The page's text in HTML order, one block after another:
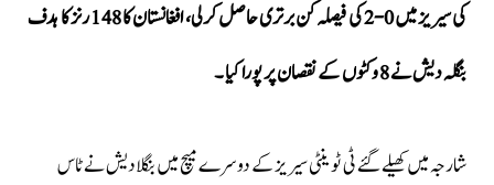
کی سیریز میں 0-2 کی فیصلہ کن برتری حاصل کرلی، افغانستان کا 148 رنز کا ہدف
بنگلہ دیش نے 8 وکٹوں کے نقصان پر پورا کیا ۔
شارجہ میں کھیلے گئے ٹی ٹوینٹی سیریز کے دوسرے میچ میں بنگلادیش نے ٹاس